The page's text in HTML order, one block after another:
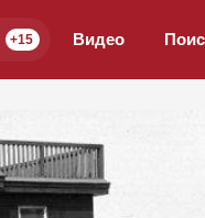
+15 Видео